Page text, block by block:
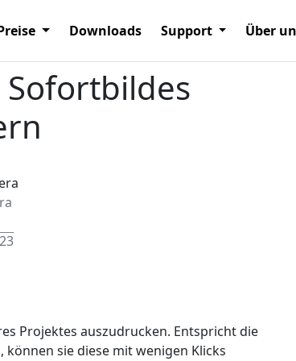
Downloads Support Über
Projektes auszudrucken. Entspricht die
sie diese mit wenigen Klicks